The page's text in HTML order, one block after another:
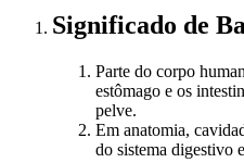
Significado de
Parte do corpo
estômago e os
pelve.
Em anatomia,
do sistema digestivo